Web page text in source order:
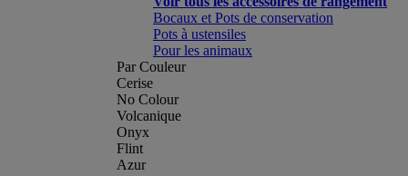
Bocaux et Pots de conservation
Pots à ustensiles
Pour les animaux
Par Couleur
Cerise
No Colour
Volcanique
Onyx
Flint
Azur